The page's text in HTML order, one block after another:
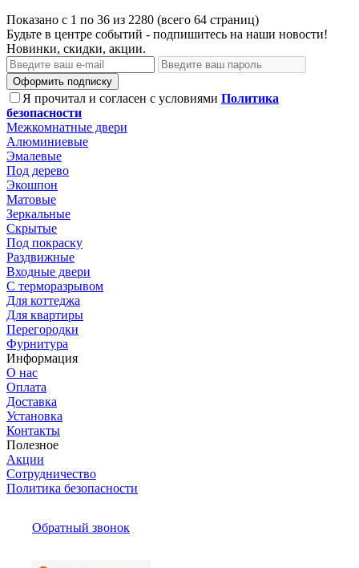
Показано с 1 по 36 из 2280 (всего 64 страниц)
Будьте в центре событий - подпишитесь на наши новости!
Новинки, скидки, акции.
Оформить подписку
Я прочитал и согласен с условиями Политика
безопасности
Межкомнатные двери
Алюминиевые
Эмалевые
Под дерево
Экошпон
Матовые
Зеркальные
Скрытые
Под покраску
Раздвижные
Входные двери
С терморазрывом
Для коттеджа
Для квартиры
Перегородки
Фурнитура
Информация
О нас
Оплата
Доставка
Установка
Контакты
Полезное
Акции
Сотрудничество
Политика безопасности
Обратный звонок